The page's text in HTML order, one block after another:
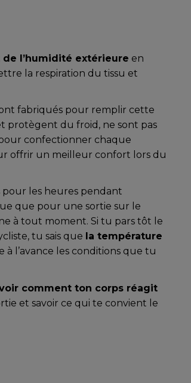
l’humidité extérieure en
la respiration du tissu et
fabriqués pour remplir cette
protègent du froid, ne sont pas
confectionner chaque
offrir un meilleur confort lors du
pour les heures pendant
que pour une sortie sur le
à tout moment. Si tu pars tôt le
tu sais que la température
à l’avance les conditions que tu
comment ton corps réagit
et savoir ce qui te convient le